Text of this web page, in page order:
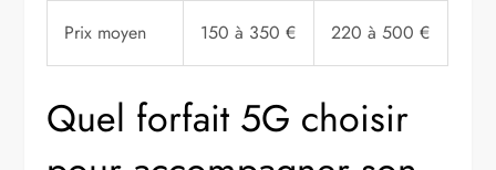
Prix moyen 150 à 350 € 220 à 500 €
Quel forfait 5G choisir